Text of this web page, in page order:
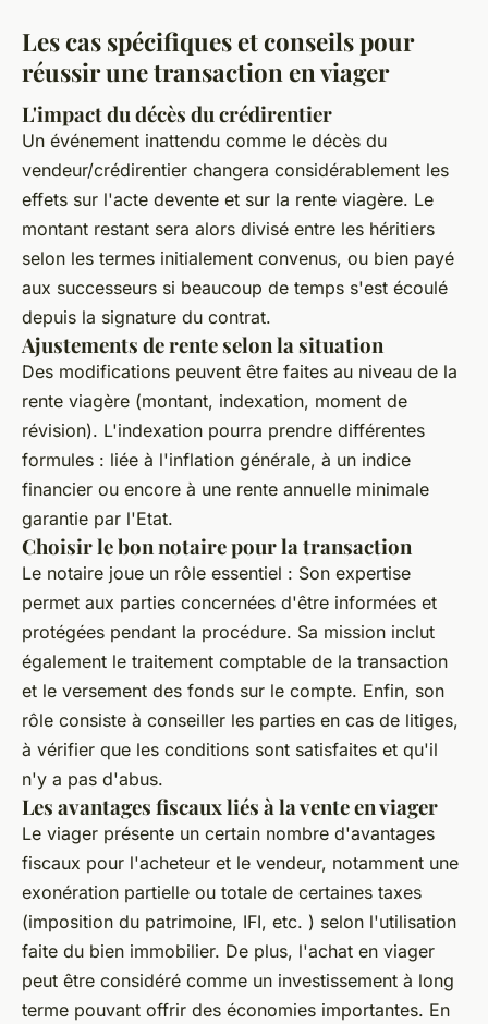
Les cas spécifiques et conseils pour
réussir une transaction en viager
L'impact du décès du crédirentier
Un événement inattendu comme le décès du
vendeur/crédirentier changera considérablement les
effets sur l'acte devente et sur la rente viagère. Le
montant restant sera alors divisé entre les héritiers
selon les termes initialement convenus, ou bien payé
aux successeurs si beaucoup de temps s'est écoulé
depuis la signature du contrat.
Ajustements de rente selon la situation
Des modifications peuvent être faites au niveau de la
rente viagère (montant, indexation, moment de
révision). L'indexation pourra prendre différentes
formules : liée à l'inflation générale, à un indice
financier ou encore à une rente annuelle minimale
garantie par l'Etat.
Choisir le bon notaire pour la transaction
Le notaire joue un rôle essentiel : Son expertise
permet aux parties concernées d'être informées et
protégées pendant la procédure. Sa mission inclut
également le traitement comptable de la transaction
et le versement des fonds sur le compte. Enfin, son
rôle consiste à conseiller les parties en cas de litiges,
à vérifier que les conditions sont satisfaites et qu'il
n'y a pas d'abus.
Les avantages fiscaux liés à la vente en viager
Le viager présente un certain nombre d'avantages
fiscaux pour l'acheteur et le vendeur, notamment une
exonération partielle ou totale de certaines taxes
(imposition du patrimoine, IFI, etc. ) selon l'utilisation
faite du bien immobilier. De plus, l'achat en viager
peut être considéré comme un investissement à long
terme pouvant offrir des économies importantes. En